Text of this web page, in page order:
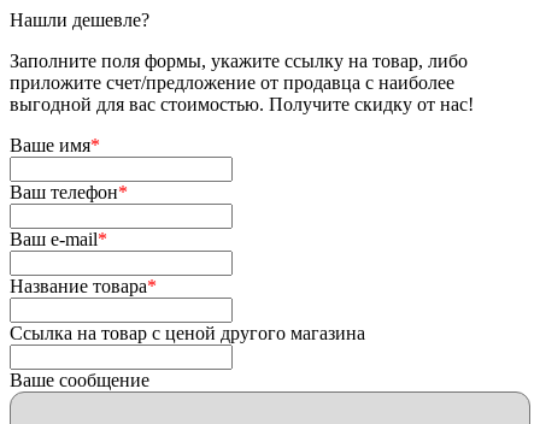
Нашли дешевле?
Заполните поля формы, укажите ссылку на товар, либо
приложите счет/предложение от продавца с наиболее
выгодной для вас стоимостью. Получите скидку от нас!
Ваше имя*
Ваш телефон*
Ваш e-mail*
Название товара*
Ссылка на товар с ценой другого магазина
Ваше сообщение